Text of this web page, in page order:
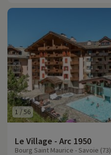
1 /56
Le Village - Arc 1950
Bourg Saint Maurice - Savoie (73)